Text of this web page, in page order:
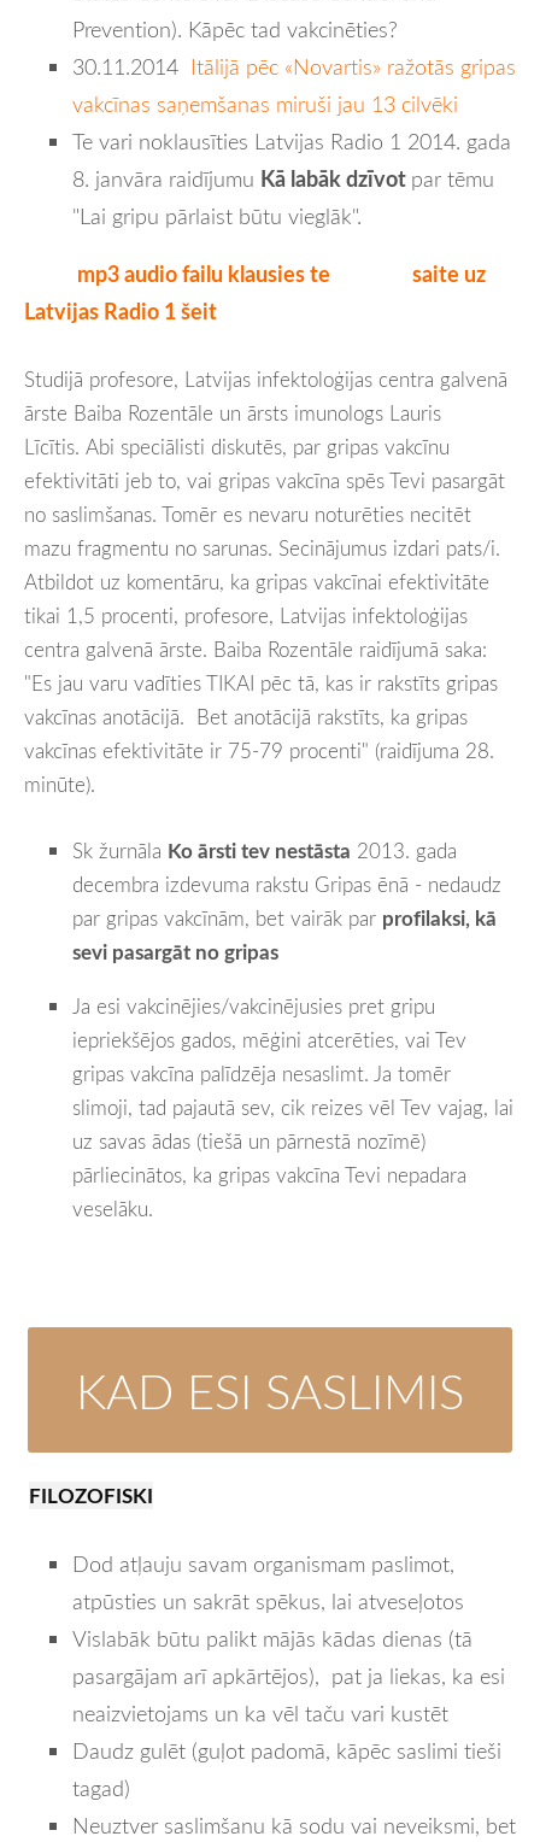
Prevention). Kāpēc tad vakcinēties?
30.11.2014 Itālijā pēc «Novartis» ražotās gripas
vakcīnas saņemšanas miruši jau 13 cilvēki
Te vari noklausīties Latvijas Radio 1 2014. gada
8. janvāra raidījumu Kā labāk dzīvot par tēmu
"Lai gripu pārlaist būtu vieglāk".
mp3 audio failu klausies te
saite uz
Latvijas Radio 1 šeit
Studijā profesore, Latvijas infektoloģijas centra galvenā
ārste Baiba Rozentāle un ārsts imunologs Lauris
Līcītis. Abi speciālisti diskutēs, par gripas vakcīnu
efektivitāti jeb to, vai gripas vakcīna spēs Tevi pasargāt
no saslimšanas. Tomēr es nevaru noturēties necitēt
mazu fragmentu no sarunas. Secinājumus izdari pats/i.
Atbildot uz komentāru, ka gripas vakcīnai efektivitāte
tikai 1,5 procenti, profesore, Latvijas infektoloģijas
centra galvenā ārste. Baiba Rozentāle raidījumā saka:
"Es jau varu vadīties TIKAI pēc tā, kas ir rakstīts gripas
vakcīnas anotācijā. Bet anotācijā rakstīts, ka gripas
vakcīnas efektivitāte ir 75-79 procenti" (raidījuma 28.
minūte).
Sk žurnāla Ko ārsti tev nestāsta 2013. gada
decembra izdevuma rakstu Gripas ēnā - nedaudz
par gripas vakcīnām, bet vairāk par profilaksi, kā
sevi pasargāt no gripas
Ja esi vakcinējies/vakcinējusies pret gripu
iepriekšējos gados, mēģini atcerēties, vai Tev
gripas vakcīna palīdzēja nesaslimt. Ja tomēr
slimoji, tad pajautā sev, cik reizes vēl Tev vajag, lai
uz savas ādas (tiešā un pārnestā nozīmē)
pārliecinātos, ka gripas vakcīna Tevi nepadara
veselāku.
KAD ESI SASLIMIS
FILOZOFISKI
Dod atļauju savam organismam paslimot,
atpūsties un sakrāt spēkus, lai atveseļotos
Vislabāk būtu palikt mājās kādas dienas (tā
pasargājam arī apkārtējos), pat ja liekas, ka esi
neaizvietojams un ka vēl taču vari kustēt
Daudz gulēt (guļot padomā, kāpēc saslimi tieši
tagad)
Neuztver saslimšanu kā sodu vai neveiksmi, bet